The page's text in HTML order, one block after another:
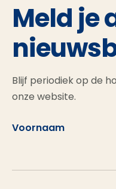
Meld je
Blijf periodiek op de
onze website.
Voornaam